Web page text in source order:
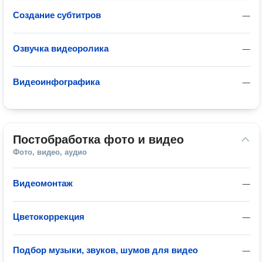
—
Создание субтитров
—
Озвучка видеоролика
—
Видеоинфографика
Постобработка фото и видео
Фото, видео, аудио
—
Видеомонтаж
—
Цветокоррекция
—
Подбор музыки, звуков, шумов для видео